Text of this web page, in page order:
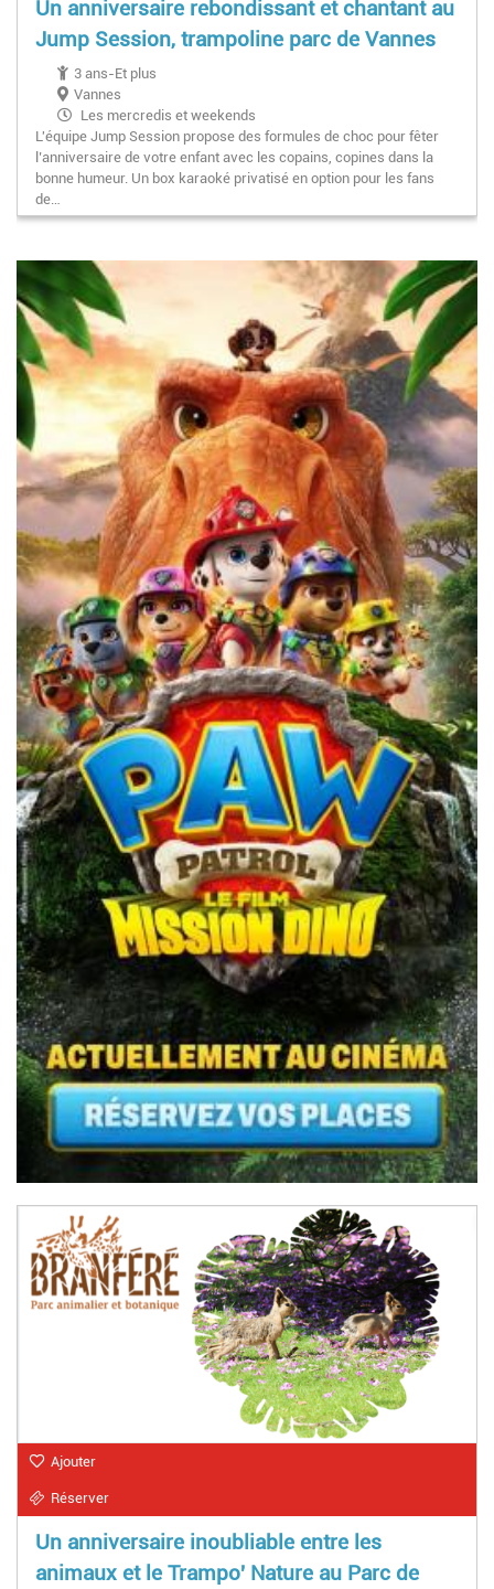
Un anniversaire rebondissant et chantant au
Jump Session, trampoline parc de Vannes
3 ans-Et plus
Vannes
Les mercredis et weekends
L'équipe Jump Session propose des formules de choc pour fêter
l’anniversaire de votre enfant avec les copains, copines dans la
bonne humeur. Un box karaoké privatisé en option pour les fans
de…
Ajouter
Réserver
Un anniversaire inoubliable entre les
animaux et le Trampo' Nature au Parc de